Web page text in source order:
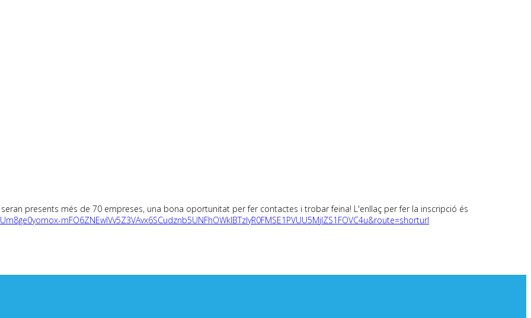
seran presents més de 70 empreses, una bona oportunitat per fer contactes i trobar feina! L'enllaç per fer la inscripció és
mFO6ZNEwIVv5Z3VAvx6SCudznb5UNFhOWklBTzIyR0FMSE1PVUU5MjlZS1FOVC4u&route=shorturl